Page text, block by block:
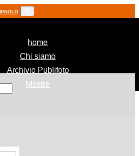
home(current)
Chi siamo
Archivio Publifoto
Mostre